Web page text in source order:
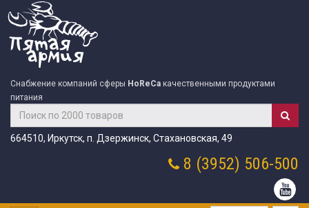
Снабжение компаний сферы HoReCa качественными продуктами
питания
664510, Иркутск, п. Дзержинск, Стахановская, 49
8 (3952) 506-500